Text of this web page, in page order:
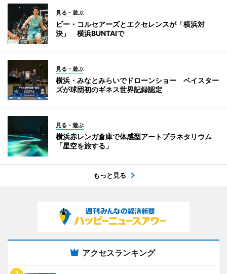
見る・遊ぶ
ビー・コルセアーズとエクセレンスが「横浜対
決」 横浜BUNTAIで
見る・遊ぶ
横浜・みなとみらいでドローンショー ベイスター
ズが球団初のギネス世界記録認定
見る・遊ぶ
横浜赤レンガ倉庫で体感型アートプラネタリウム
「星空を旅する」
もっと見る
アクセスランキング